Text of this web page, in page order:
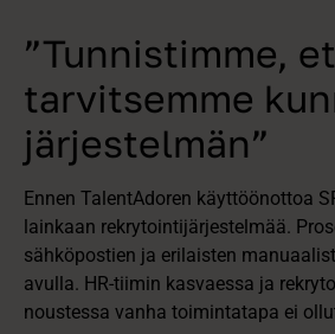
”Tunnistimme,
tarvitsemme
järjestelmän”
Ennen TalentAdoren käyttöönottoa
lainkaan rekrytointijärjestelmää.
sähköpostien ja erilaisten
avulla. HR-tiimin kasvaessa ja
noustessa vanha toimintatapa ei